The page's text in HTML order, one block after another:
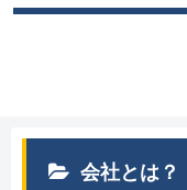
会社とは？